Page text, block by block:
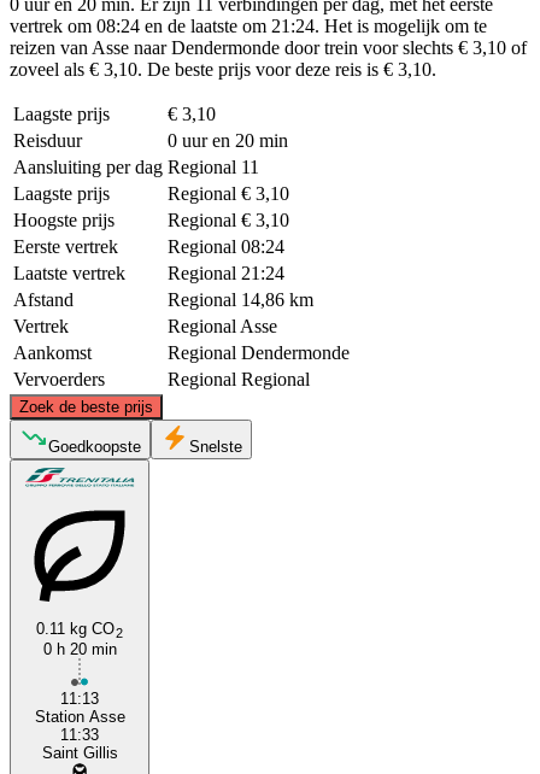
vertrek om 08:24 en de laatste om 21:24. Het is mogelijk om te
reizen van Asse naar Dendermonde door trein voor slechts € 3,10 of
zoveel als € 3,10. De beste prijs voor deze reis is € 3,10.
Laagste prijs
€ 3,10
Reisduur
0 uur en 20 min
Aansluiting per dag Regional 11
Laagste prijs
Regional € 3,10
Hoogste prijs
Regional € 3,10
Eerste vertrek
Regional 08:24
Laatste vertrek
Regional 21:24
Afstand
Regional 14,86 km
Vertrek
Regional Asse
Aankomst
Regional Dendermonde
Vervoerders
Regional Regional
Zoek de beste prijs
Dendermonde
©CARTO
Goedkoopste Snelste
0.11 kg CO2
0 h 20 min
11:13
Station Asse
11:33
Saint Gillis